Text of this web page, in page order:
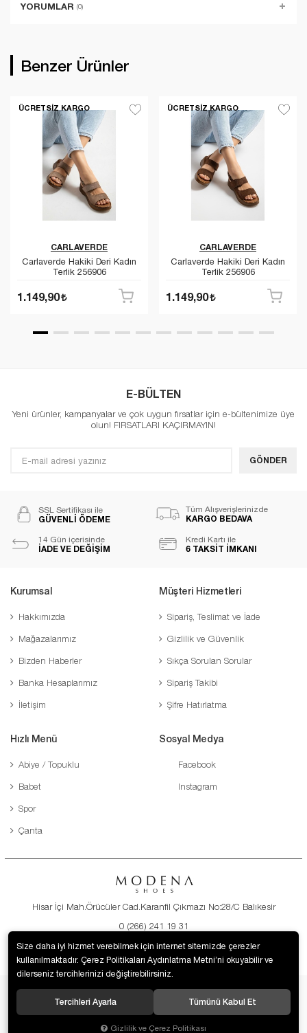
YORUMLAR (0)
Benzer Ürünler
ÜCRETSIZ KARGO
CARLAVERDE
Carlaverde Hakiki Deri Kadın
Terlik 256906
1.149,90
ÜCRETSIZ KARGO
CARLAVERDE
Carlaverde Hakiki Deri Kadın
Terlik 256906
1.149,90
E-BÜLTEN
Yeni ürünler, kampanyalar ve çok uygun fırsatlar için e-bültenimize üye
olun! FIRSATLARI KAÇIRMAYIN!
GÖNDER
SSL Sertifikası ile
GÜVENLİ ÖDEME
Tüm Alışverişlerinizde
KARGO BEDAVA
14 Gün içerisinde
İADE VE DEĞİŞİM
Kredi Kartı ile
6 TAKSİT İMKANI
Kurumsal
Hakkımızda
Mağazalarımız
Bizden Haberler
Banka Hesaplarımız
İletişim
Müşteri Hizmetleri
Sipariş, Teslimat ve İade
Gizlilik ve Güvenlik
Sıkça Sorulan Sorular
Sipariş Takibi
Şifre Hatırlatma
Hızlı Menü
Abiye / Topuklu
Babet
Spor
Çanta
Sosyal Medya
Facebook
Instagram
Hisar İçi Mah.Örücüler Cad.Karanfil Çıkmazı No:28/C Balıkesir
0 (266) 241 19 31
destek@modenaayakkabi.com
© 2019 Modena Ayakkabı. Tüm hakları saklıdır.
Size daha iyi hizmet verebilmek için internet sitemizde çerezler
kullanılmaktadır. Çerez Politikaları Aydınlatma Metni’ni okuyabilir ve
dilerseniz tercihlerinizi değiştirebilirsiniz.
Tercihleri Ayarla Tümünü Kabul Et
Gizlilik ve Çerez Politikası